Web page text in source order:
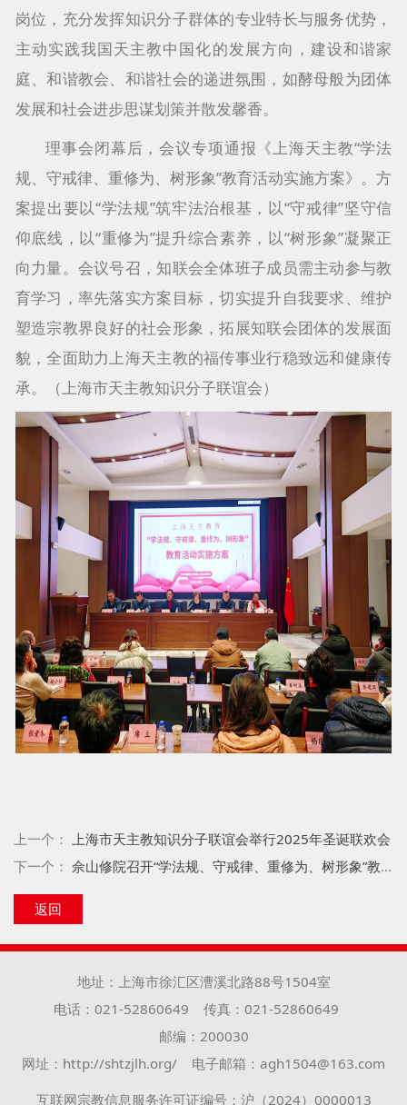
岗位，充分发挥知识分子群体的专业特长与服务优势，
主动实践我国天主教中国化的发展方向，建设和谐家
庭、和谐教会、和谐社会的递进氛围，如酵母般为团体
发展和社会进步思谋划策并散发馨香。
理事会闭幕后，会议专项通报《上海天主教“学法
规、守戒律、重修为、树形象”教育活动实施方案》。方
案提出要以“学法规”筑牢法治根基，以“守戒律”坚守信
仰底线，以“重修为”提升综合素养，以“树形象”凝聚正
向力量。会议号召，知联会全体班子成员需主动参与教
育学习，率先落实方案目标，切实提升自我要求、维护
塑造宗教界良好的社会形象，拓展知联会团体的发展面
貌，全面助力上海天主教的福传事业行稳致远和健康传
承。（上海市天主教知识分子联谊会）
上一个：上海市天主教知识分子联谊会举行2025年圣诞联欢会
下一个：佘山修院召开“学法规、守戒律、重修为、树形象”教育活动动员大会
返回
地址：上海市徐汇区漕溪北路88号1504室
电话：021-52860649
传真：021-52860649
邮编：200030
网址：http://shtzjlh.org/
电子邮箱：agh1504@163.com
互联网宗教信息服务许可证编号：沪（2024）0000013